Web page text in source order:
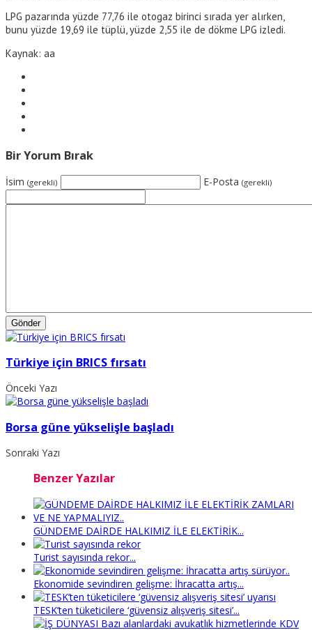
LPG pazarında yüzde 77,76 ile otogaz birinci sırada yer alırken,
bunu yüzde 19,69 ile tüplü, yüzde 2,55 ile de dökme LPG izledi.
Kaynak: aa
Bir Yorum Bırak
İsim (gerekli) E-Posta (gerekli)
Türkiye için BRICS fırsatı
Önceki Yazı
Borsa güne yükselişle başladı
Sonraki Yazı
Benzer Yazılar
GÜNDEME DAİRDE HALKIMIZ İLE ELEKTİRİK...
Turist sayısında rekor...
Ekonomide sevindiren gelişme: İhracatta artış...
TESK’ten tüketicilere ‘güvensiz alışveriş sitesi’...